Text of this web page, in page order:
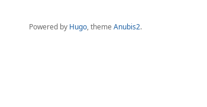
Powered by Hugo, theme Anubis2.